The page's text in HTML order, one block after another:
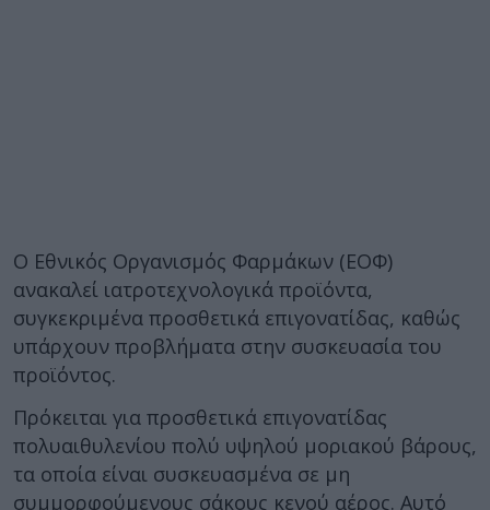
Ο Εθνικός Οργανισμός Φαρμάκων (ΕΟΦ)
ανακαλεί ιατροτεχνολογικά προϊόντα,
συγκεκριμένα προσθετικά επιγονατίδας, καθώς
υπάρχουν προβλήματα στην συσκευασία του
προϊόντος.
Πρόκειται για προσθετικά επιγονατίδας
πολυαιθυλενίου πολύ υψηλού μοριακού βάρους,
τα οποία είναι συσκευασμένα σε μη
συμμορφούμενους σάκους κενού αέρος. Αυτό